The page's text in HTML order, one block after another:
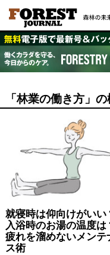
「林業の働き方」
就寝時は仰向けがいい
入浴時のお湯の温度は
疲れを溜めないメンテ
ス術